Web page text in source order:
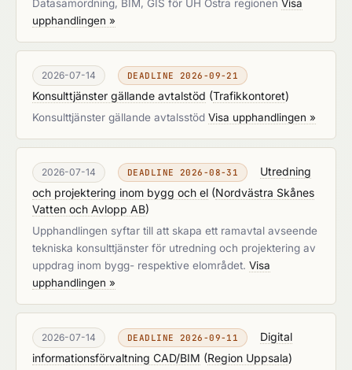
Datasamordning, BIM, GIS för UH Östra regionen Visa
upphandlingen »
2026-07-14 DEADLINE 2026-09-21
Konsulttjänster gällande avtalstöd (Trafikkontoret)
Konsulttjänster gällande avtalsstöd Visa upphandlingen »
2026-07-14 DEADLINE 2026-08-31
Utredning
och projektering inom bygg och el (Nordvästra Skånes
Vatten och Avlopp AB)
Upphandlingen syftar till att skapa ett ramavtal avseende
tekniska konsulttjänster för utredning och projektering av
uppdrag inom bygg- respektive elområdet. Visa
upphandlingen »
2026-07-14 DEADLINE 2026-09-11
Digital
informationsförvaltning CAD/BIM (Region Uppsala)